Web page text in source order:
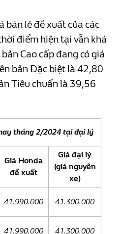
bán lẻ đề xuất của các
điểm hiện tại vẫn khá
Cao cấp đang có giá
bản Đặc biệt là 42,80
Tiêu chuẩn là 39,56
tháng 2/2024 tại đại lý
Giá Honda
đề xuất
Giá đại lý
(giá nguyên
xe)
41.990.000 41.300.000
41.990.000 41.300.000